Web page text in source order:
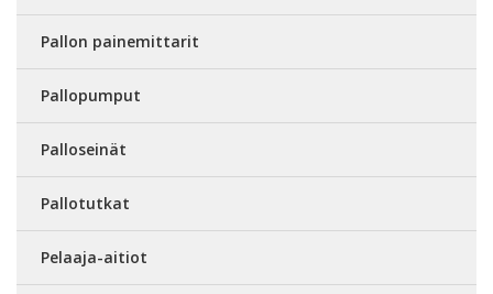
Pallon painemittarit
Pallopumput
Palloseinät
Pallotutkat
Pelaaja-aitiot